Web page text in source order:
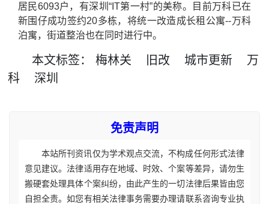
居民6093户，有深圳“IT第一村”的美称。目前万科已在
新围仔成功签约20多栋，将统一改造成长租公寓--万科
泊寓，街道整治也在同时进行中。
本文标签： 梅林关 旧改 城市更新
万
科
深圳
免责声明
本站所刊资讯仅为学术观点交流，不构成任何形式法律
意见建议。法律适用存在地域、时效、个案等差异，请勿生
搬硬套处理具体个案纠纷，由此产生的一切法律后果皆由您
自担全责。如您有相关法律事务需要办理请联系咨询专业执